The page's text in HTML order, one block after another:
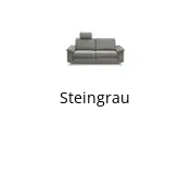
Steingrau